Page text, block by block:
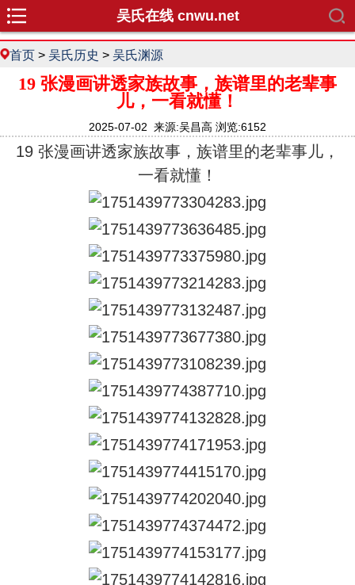
吴氏在线 cnwu.net
首页 > 吴氏历史 > 吴氏渊源
19 张漫画讲透家族故事，族谱里的老辈事
儿，一看就懂！
2025-07-02 来源:吴昌高 浏览:6152
19 张漫画讲透家族故事，族谱里的老辈事儿，
一看就懂！